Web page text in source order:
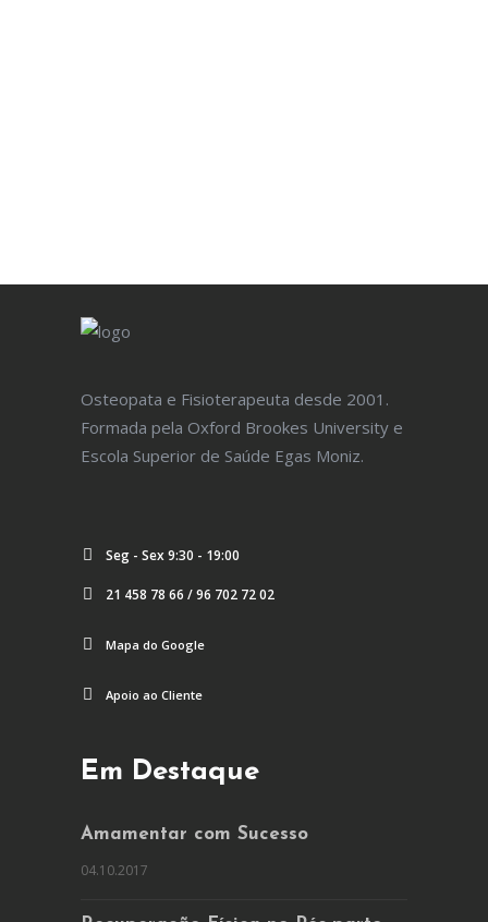
Osteopata e Fisioterapeuta desde 2001.
Formada pela Oxford Brookes University e
Escola Superior de Saúde Egas Moniz.
Seg - Sex 9:30 - 19:00
21 458 78 66 / 96 702 72 02
Mapa do Google
Apoio ao Cliente
Em Destaque
Amamentar com Sucesso
04.10.2017